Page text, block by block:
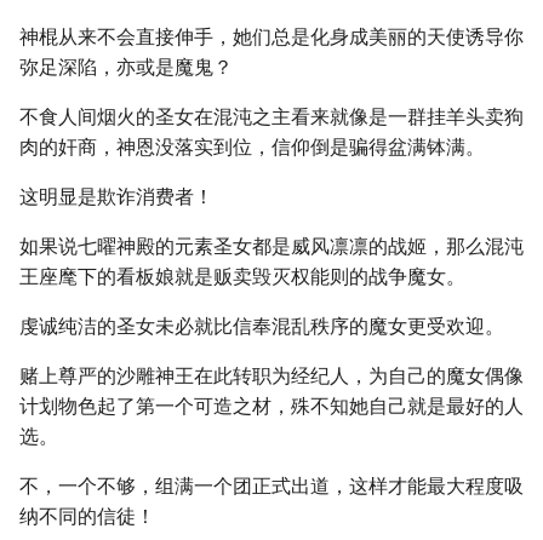
神棍从来不会直接伸手，她们总是化身成美丽的天使诱导你
弥足深陷，亦或是魔鬼？
不食人间烟火的圣女在混沌之主看来就像是一群挂羊头卖狗
肉的奸商，神恩没落实到位，信仰倒是骗得盆满钵满。
这明显是欺诈消费者！
如果说七曜神殿的元素圣女都是威风凛凛的战姬，那么混沌
王座麾下的看板娘就是贩卖毁灭权能则的战争魔女。
虔诚纯洁的圣女未必就比信奉混乱秩序的魔女更受欢迎。
赌上尊严的沙雕神王在此转职为经纪人，为自己的魔女偶像
计划物色起了第一个可造之材，殊不知她自己就是最好的人
选。
不，一个不够，组满一个团正式出道，这样才能最大程度吸
纳不同的信徒！